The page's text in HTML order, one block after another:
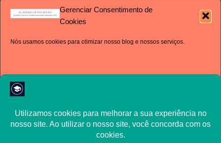
Gerenciar Consentimento de
Cookies
Nós usamos cookies para otimizar nosso blog e nossos serviços.
Aceito
10 11 12 13 14 15
31